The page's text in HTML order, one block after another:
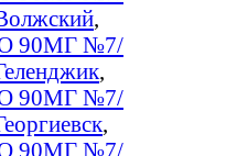
,
90МГ №7/
,
90МГ №7/
,
90МГ №7/